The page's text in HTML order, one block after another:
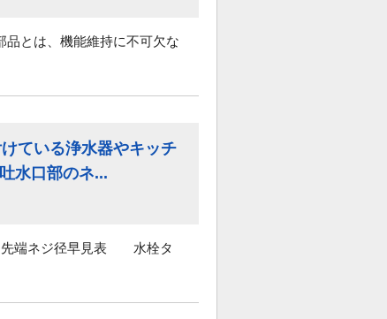
品とは、機能維持に不可欠な
ている浄水器やキッチ
水口部のネ...
先端ネジ径早見表 水栓タ